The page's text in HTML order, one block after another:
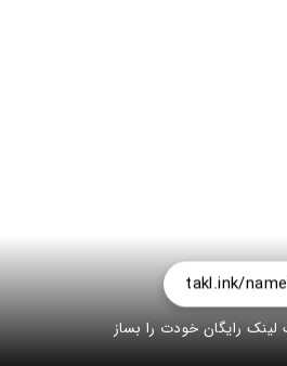
takl.ink/name
رایگان خودت را بساز